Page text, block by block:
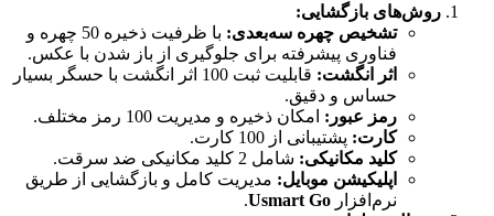
روش‌های بازگشایی:
تشخیص چهره سه‌بعدی:
با ظرفیت ذخیره 50 چهره و
فناوری پیشرفته برای جلوگیری از باز شدن با عکس.
اثر انگشت:
قابلیت ثبت 100 اثر انگشت با حسگر بسیار
حساس و دقیق.
رمز عبور: امکان ذخیره و مدیریت 100 رمز مختلف.
کارت: پشتیبانی از 100 کارت.
کلید مکانیکی: شامل 2 کلید مکانیکی ضد سرقت.
اپلیکیشن موبایل: مدیریت کامل و بازگشایی از طریق
نرم‌افزار Usmart Go
.